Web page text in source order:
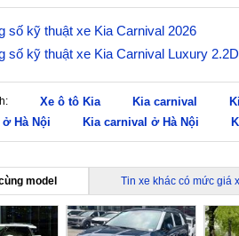
số kỹ thuật xe Kia Carnival 2026
số kỹ thuật xe Kia Carnival Luxury
Xe ô tô Kia Kia carnival
Hà Nội
Kia carnival ở Hà Nội
model Tin xe khác có mức giá